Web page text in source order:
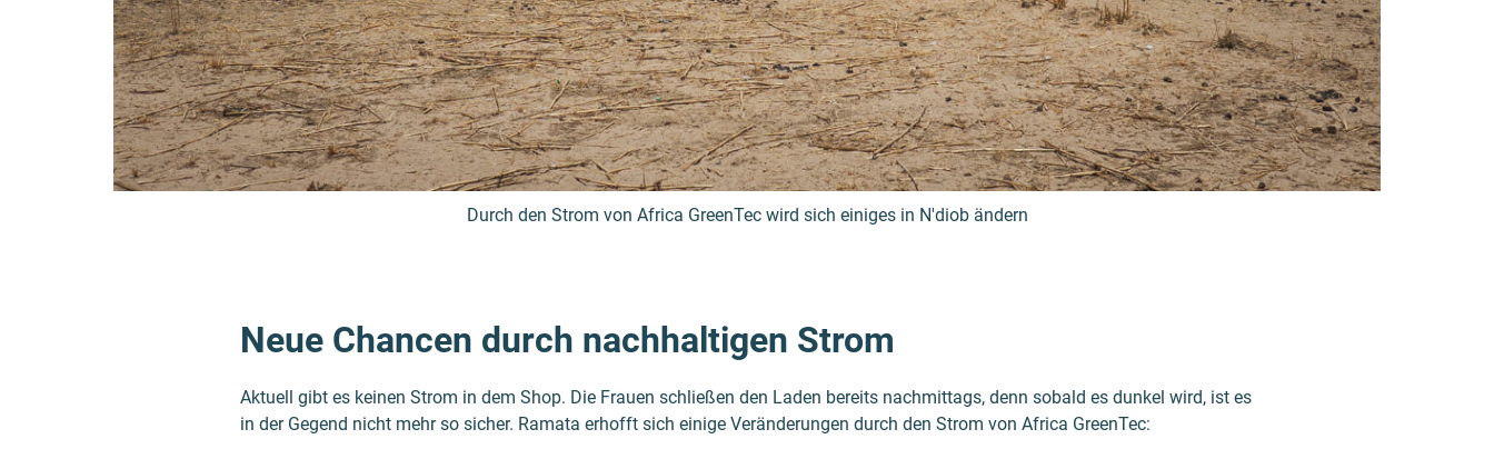
Durch den Strom von Africa GreenTec wird sich einiges in N'diob ändern
Neue Chancen durch nachhaltigen Strom
Aktuell gibt es keinen Strom in dem Shop. Die Frauen schließen den Laden bereits nachmittags, denn sobald es dunkel wird, ist es
in der Gegend nicht mehr so sicher. Ramata erhofft sich einige Veränderungen durch den Strom von Africa GreenTec: